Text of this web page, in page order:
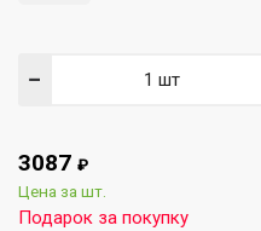
−
3087 ₽
Цена за шт.
Подарок за покупку